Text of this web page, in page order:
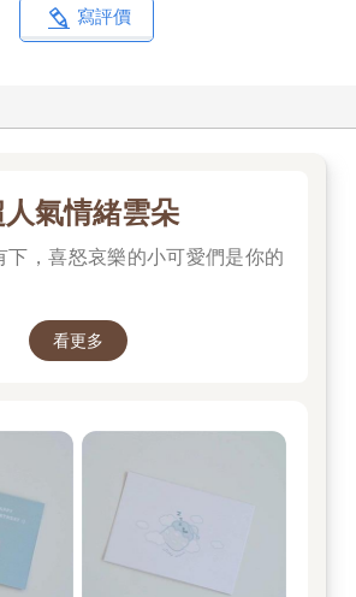
寫評價
人氣情緒雲朵
下，喜怒哀樂的小可愛們是你的
看更多